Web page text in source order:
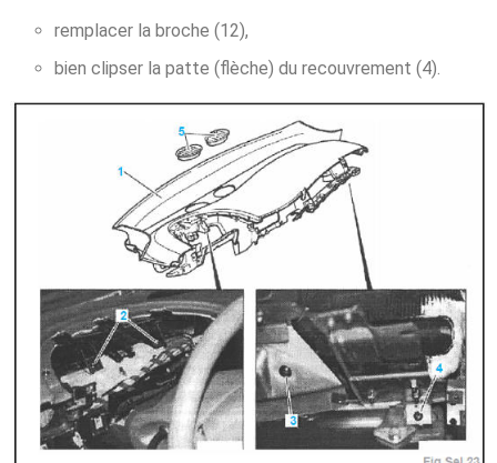
remplacer la broche (12),
bien clipser la patte (flèche) du recouvrement (4).